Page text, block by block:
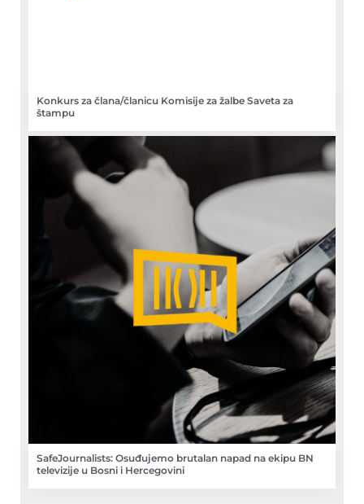
Konkurs za člana/članicu Komisije za žalbe Saveta za
štampu
SafeJournalists: Osuđujemo brutalan napad na ekipu BN
televizije u Bosni i Hercegovini